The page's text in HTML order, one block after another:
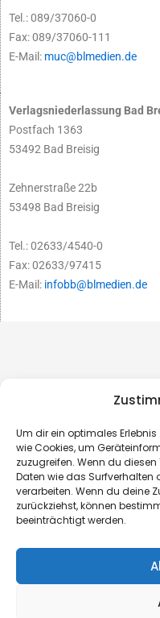
Um dir ein optimales
wie Cookies, um
zuzugreifen. Wenn du
Daten wie das Surfverhalten
verarbeiten. Wenn du deine
zurückziehst, können
beeinträchtigt werden.
Tel.: 089/37060-0
Fax: 089/37060-111
E-Mail: muc@blmedien.de
Verlagsniederlassung Bad
Postfach 1363
53492 Bad Breisig
Zehnerstraße 22b
53498 Bad Breisig
Tel.: 02633/4540-0
Fax: 02633/97415
E-Mail: infobb@blmedien.de
© B&L MedienGesellschaft